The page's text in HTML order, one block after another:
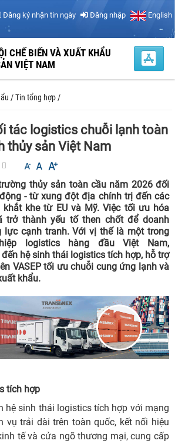
Đăng ký nhận tin ngày Đăng nhập English
CHẾ BIẾN VÀ XUẤT KHẨU
VIỆT NAM
/Tin tổng hợp /
tác logistics chuỗi lạnh toàn
thủy sản Việt Nam
thủy sản toàn cầu năm 2026 đối
- từ xung đột địa chính trị đến các
khe từ EU và Mỹ. Việc tối ưu hóa
trở thành yếu tố then chốt để doanh
lực cạnh tranh. Với vị thế là một trong
logistics hàng đầu Việt Nam,
hệ sinh thái logistics tích hợp, hỗ trợ
VASEP tối ưu chuỗi cung ứng lạnh và
khẩu.
tích hợp
hệ sinh thái logistics tích hợp với mạng
vụ trải dài trên toàn quốc, kết nối hiệu
tế và cửa ngõ thương mại, cung cấp